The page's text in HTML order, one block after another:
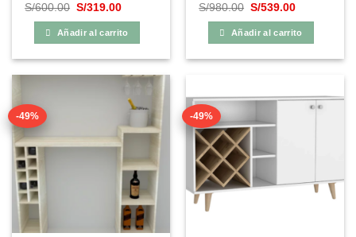
S/600.00 El
original
era:
S/319.00El
actual
es:
Añadir al carrito
S/980.00 El
original
era:
S/539.00El
actual
es:
Añadir al carrito
-49% -49%